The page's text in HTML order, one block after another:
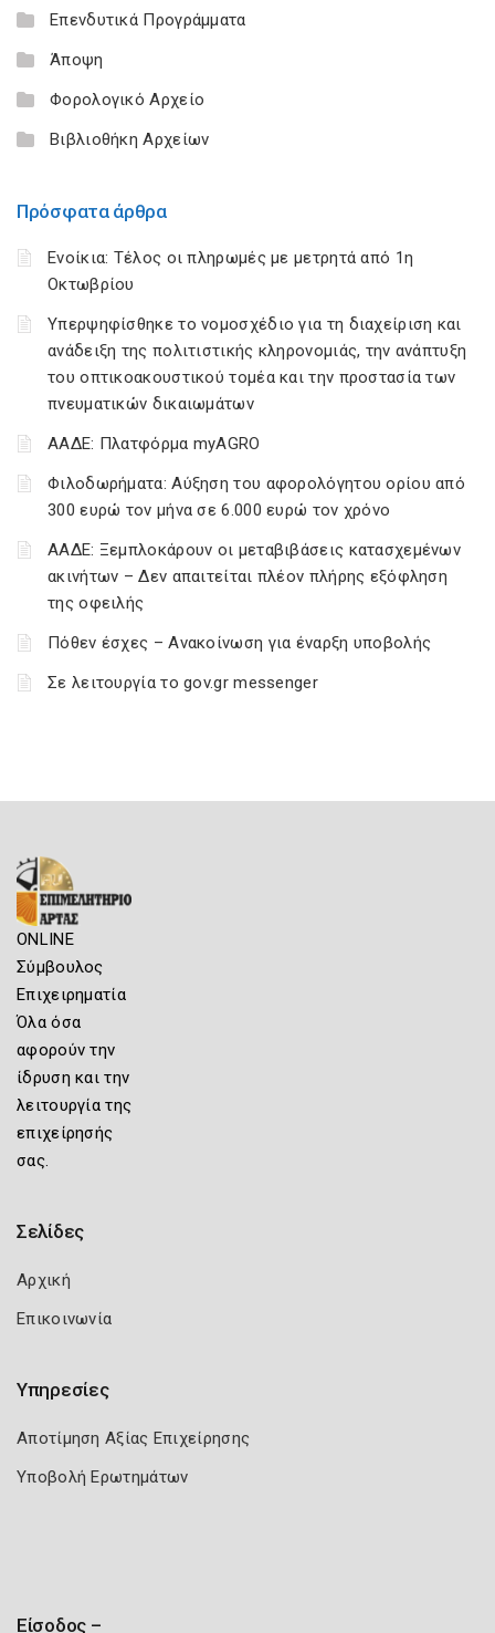
Επενδυτικά Προγράμματα
Άποψη
Φορολογικό Αρχείο
Βιβλιοθήκη Αρχείων
Πρόσφατα άρθρα
Ενοίκια: Τέλος οι πληρωμές με μετρητά από 1η
Οκτωβρίου
Υπερψηφίσθηκε το νομοσχέδιο για τη διαχείριση και
ανάδειξη της πολιτιστικής κληρονομιάς, την ανάπτυξη
του οπτικοακουστικού τομέα και την προστασία των
πνευματικών δικαιωμάτων
ΑΑΔΕ: Πλατφόρμα myAGRO
Φιλοδωρήματα: Αύξηση του αφορολόγητου ορίου από
300 ευρώ τον μήνα σε 6.000 ευρώ τον χρόνο
ΑΑΔΕ: Ξεμπλοκάρουν οι μεταβιβάσεις κατασχεμένων
ακινήτων – Δεν απαιτείται πλέον πλήρης εξόφληση
της οφειλής
Πόθεν έσχες – Ανακοίνωση για έναρξη υποβολής
Σε λειτουργία το gov.gr messenger
ONLINE
Σύμβουλος
Επιχειρηματία
Όλα όσα
αφορούν την
ίδρυση και την
λειτουργία της
επιχείρησής
σας.
Σελίδες
Αρχική
Επικοινωνία
Υπηρεσίες
Αποτίμηση Αξίας Επιχείρησης
Υποβολή Ερωτημάτων
Είσοδος –